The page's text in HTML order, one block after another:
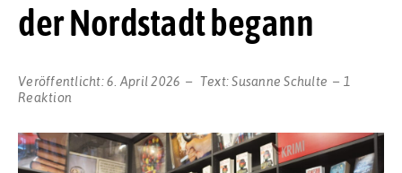
der Nordstadt begann
Veröffentlicht:6. April 2026 Text:Susanne Schulte
1
Reaktion